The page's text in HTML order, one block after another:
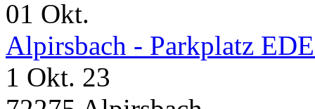
01 Okt.
Alpirsbach - Parkplatz
1 Okt. 23